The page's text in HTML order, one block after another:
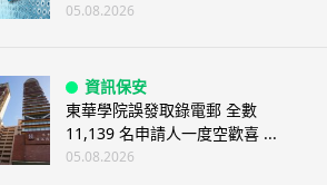
05.08.2026
資訊保安
東華學院誤發取錄電郵 全數
11,139 名申請人一度空歡喜 ...
05.08.2026